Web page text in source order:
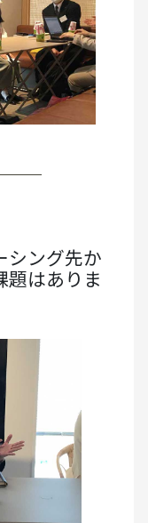
シング先か
題はありま